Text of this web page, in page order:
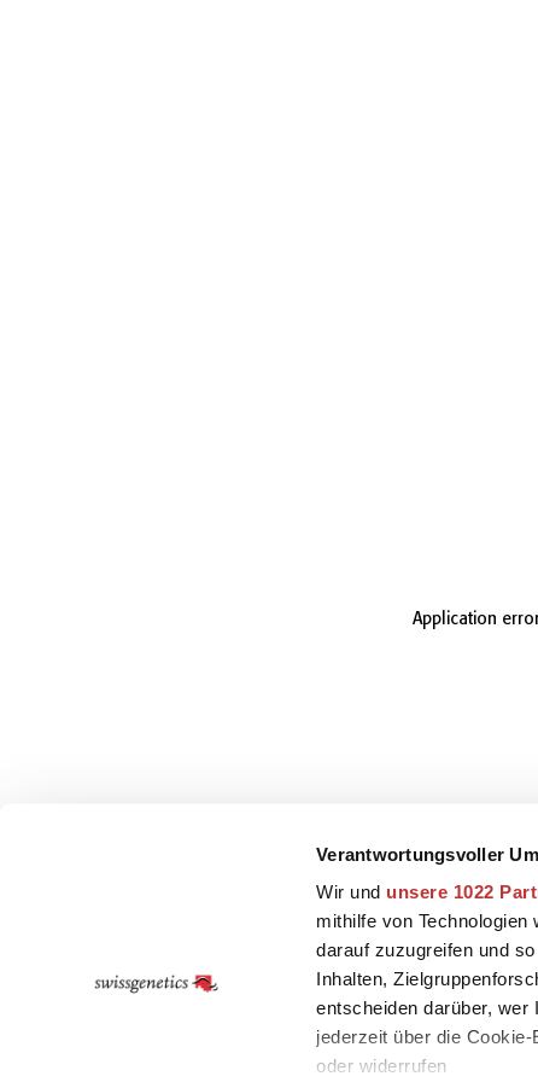
Verantwortungsvoller
Wir und unsere 1022
mithilfe von
darauf zuzugreifen und
Inhalten,
entscheiden darüber, wer
jederzeit über die
oder widerrufen
Application